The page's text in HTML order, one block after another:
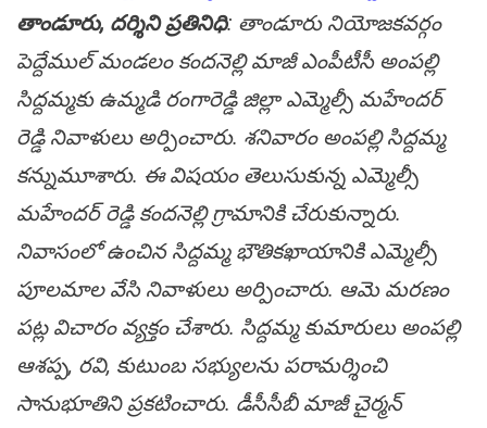
తాండూరు, ద‌ర్శిని ప్ర‌తినిధి: తాండూరు నియోజ‌క‌వ‌ర్గం
పెద్దేముల్ మండ‌లం కంద‌నెల్లి మాజీ ఎంపీటీసీ అంప‌ల్లి
సిద్ద‌మ్మ‌కు ఉమ్మ‌డి రంగారెడ్డి జిల్లా ఎమ్మెల్సీ మ‌హేంద‌ర్
రెడ్డి నివాళులు అర్పించారు. శ‌నివారం అంప‌ల్లి సిద్ద‌మ్మ
క‌న్నుమూశారు. ఈ విష‌యం తెలుసుకున్న ఎమ్మెల్సీ
మ‌హేంద‌ర్ రెడ్డి కంద‌నెల్లి గ్రామానికి చేరుకున్నారు.
నివాసంలో ఉంచిన సిద్ద‌మ్మ భౌతిక‌ఖాయానికి ఎమ్మెల్సీ
పూల‌మాల వేసి నివాళులు అర్పించారు. ఆమె మ‌ర‌ణం
ప‌ట్ల విచారం వ్య‌క్తం చేశారు. సిద్ద‌మ్మ కుమారులు అంప‌ల్లి
ఆశ‌ప్ప‌, ర‌వి, కుటుంబ స‌భ్యుల‌ను ప‌రామ‌ర్శించి
సానుభూతిని ప్ర‌క‌టించారు. డీసీసీబీ మాజీ చైర్మన్